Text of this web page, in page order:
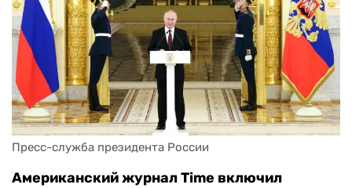
Пресс-служба президента России
Американский журнал Time включил